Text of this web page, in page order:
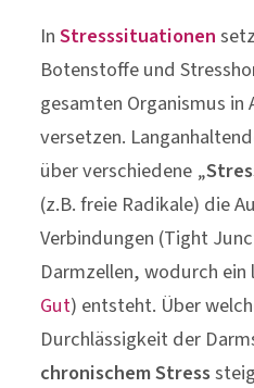
InStresssituationen
Botenstoffe und
gesamten Organismus
versetzen.
über verschiedene „
(z.B. freie Radikale) die
Verbindungen (Tight
Darmzellen, wodurch ein
Gut) entsteht. Über
Durchlässigkeit der
chronischem Stress